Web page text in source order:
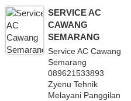
SERVICE AC
CAWANG
SEMARANG
Service AC Cawang
Semarang
089621533893
Zyenu Tehnik
Melayani Panggilan